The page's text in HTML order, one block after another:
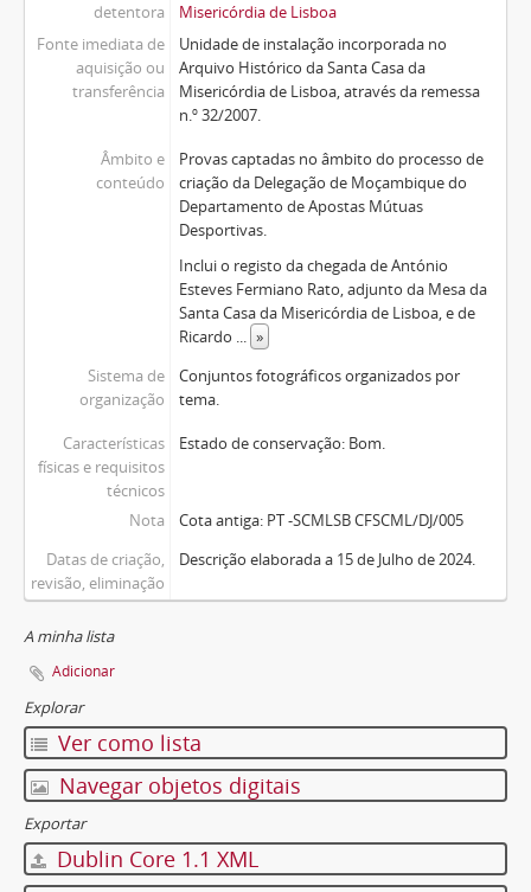
detentora
Misericórdia de Lisboa
Fonte imediata de
aquisição ou
transferência
Unidade de instalação incorporada no
Arquivo Histórico da Santa Casa da
Misericórdia de Lisboa, através da remessa
n.º 32/2007.
Âmbito e
conteúdo
Provas captadas no âmbito do processo de
criação da Delegação de Moçambique do
Departamento de Apostas Mútuas
Desportivas.
Inclui o registo da chegada de António
Esteves Fermiano Rato, adjunto da Mesa da
Santa Casa da Misericórdia de Lisboa, e de
Ricardo ... »
Sistema de
organização
Conjuntos fotográficos organizados por
tema.
Características
físicas e requisitos
técnicos
Estado de conservação: Bom.
Nota
Cota antiga: PT -SCMLSB CFSCML/DJ/005
Datas de criação,
revisão, eliminação
Descrição elaborada a 15 de Julho de 2024.
A minha lista
Adicionar
Explorar
Ver como lista
Navegar objetos digitais
Exportar
Dublin Core 1.1 XML